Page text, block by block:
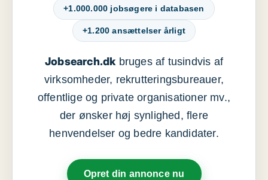
+1.000.000 jobsøgere i databasen
+1.200 ansættelser årligt
Jobsearch.dkbruges af tusindvis af
virksomheder, rekrutteringsbureauer,
offentlige og private organisationer mv.,
der ønsker høj synlighed, flere
henvendelser og bedre kandidater.
Opret din annonce nu